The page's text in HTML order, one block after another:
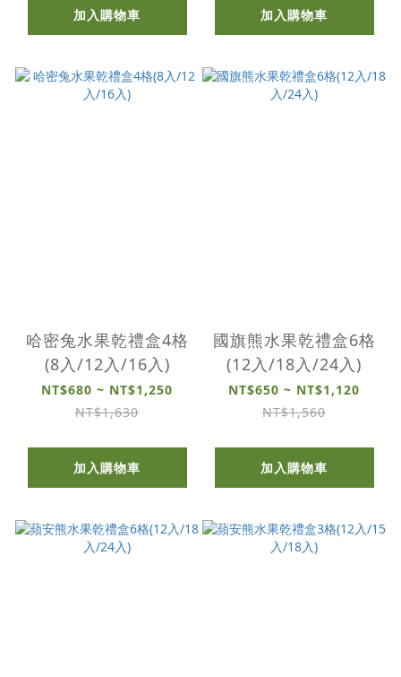
加入購物車 加入購物車
哈密兔水果乾禮盒4格
(8入/12入/16入)
NT$680 ~ NT$1,250
NT$1,630
加入購物車
國旗熊水果乾禮盒6格
(12入/18入/24入)
NT$650 ~ NT$1,120
NT$1,560
加入購物車